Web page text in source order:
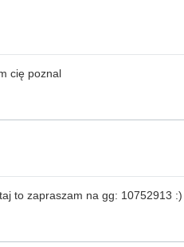
cię poznal
to zapraszam na gg: 10752913 :)